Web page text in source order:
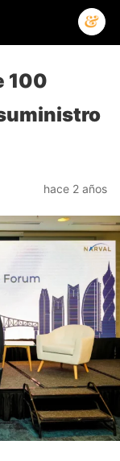
100
hace 2 años